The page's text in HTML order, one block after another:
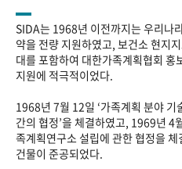
기록물 아카이브
사진 아카이브 문서 기록물
성과 50선 숫자로 보는 50년
세계와 함께 한 KIHASA
SIDA는 1968년 이전까지는 우리나
약을 전량 지원하였고, 보건소 현지
대를 포함하여 대한가족계획협회 홍
지원에 적극적이었다.
1968년 7월 12일 ‘가족계획 분야
간의 협정’을 체결하였고, 1969년 4
족계획연구소 설립에 관한 협정을
건물이 준공되었다.